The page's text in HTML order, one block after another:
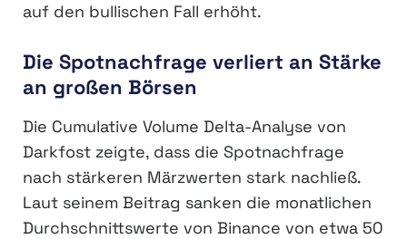
auf den bullischen Fall erhöht.
Die Spotnachfrage verliert an Stärke
an großen Börsen
Die Cumulative Volume Delta-Analyse von
Darkfost zeigte, dass die Spotnachfrage
nach stärkeren Märzwerten stark nachließ.
Laut seinem Beitrag sanken die monatlichen
Durchschnittswerte von Binance von etwa 50